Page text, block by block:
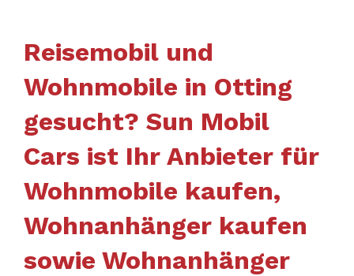
Reisemobil und
Wohnmobile in Otting
gesucht? Sun Mobil
Cars ist Ihr Anbieter für
Wohnmobile kaufen,
Wohnanhänger kaufen
sowie Wohnanhänger